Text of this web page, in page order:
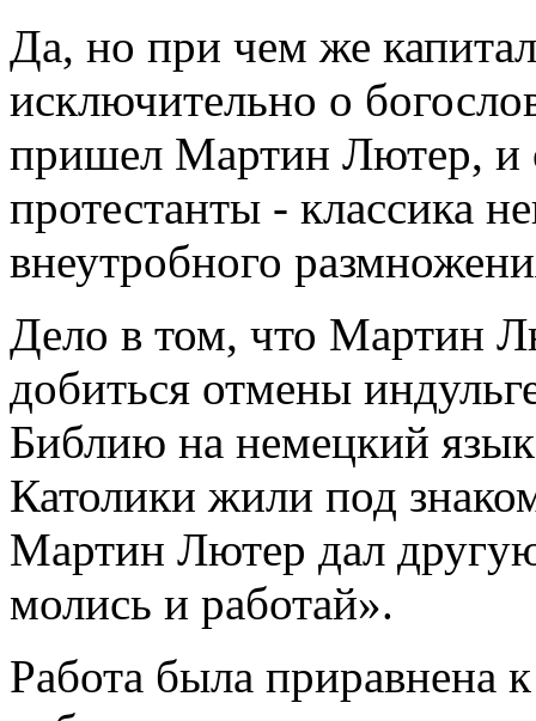
Да, но при чем же
исключительно о
пришел Мартин Лютер, и
протестанты - классика
внеутробного
Дело в том, что Мартин
добиться отмены
Библию на немецкий
Католики жили под
Мартин Лютер дал
молись и работай».
Работа была приравнена